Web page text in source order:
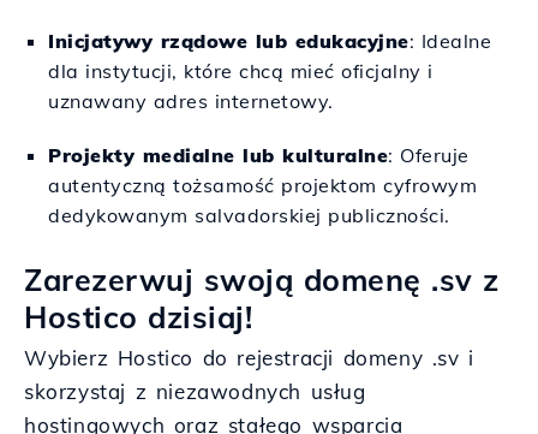
Inicjatywy rządowe lub edukacyjne: Idealne
dla instytucji, które chcą mieć oficjalny i
uznawany adres internetowy.
Projekty medialne lub kulturalne: Oferuje
autentyczną tożsamość projektom cyfrowym
dedykowanym salvadorskiej publiczności.
Zarezerwuj swoją domenę .sv z
Hostico dzisiaj!
Wybierz Hostico do rejestracji domeny .sv i
skorzystaj z niezawodnych usług
hostingowych oraz stałego wsparcia